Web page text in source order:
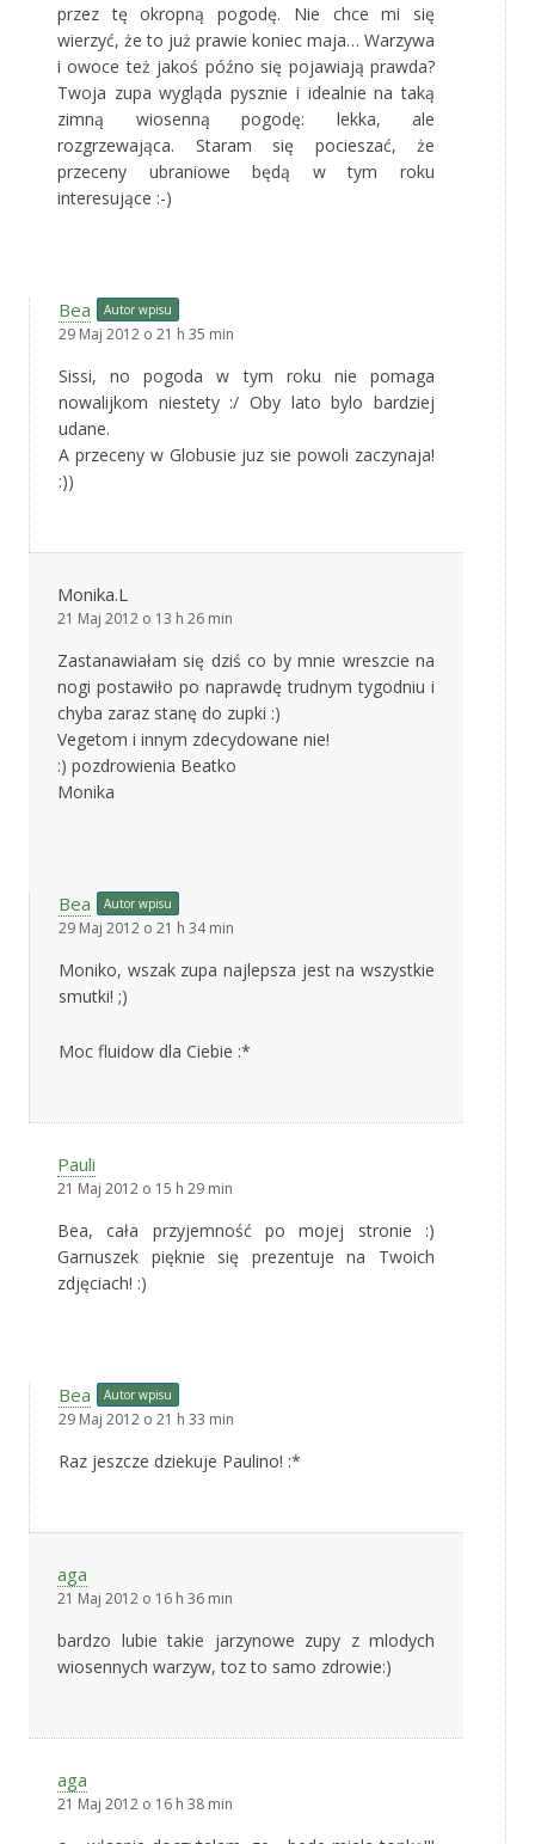
przez tę okropną pogodę. Nie chce mi się
wierzyć, że to już prawie koniec maja… Warzywa
i owoce też jakoś późno się pojawiają prawda?
Twoja zupa wygląda pysznie i idealnie na taką
zimną wiosenną pogodę: lekka, ale
rozgrzewająca. Staram się pocieszać, że
przeceny ubraniowe będą w tym roku
interesujące :-)
Bea Autor wpisu
29 Maj 2012 o 21 h 35 min
Sissi, no pogoda w tym roku nie pomaga
nowalijkom niestety :/ Oby lato bylo bardziej
udane.
A przeceny w Globusie juz sie powoli zaczynaja!
:))
Monika.L
21 Maj 2012 o 13 h 26 min
Zastanawiałam się dziś co by mnie wreszcie na
nogi postawiło po naprawdę trudnym tygodniu i
chyba zaraz stanę do zupki :)
Vegetom i innym zdecydowane nie!
:) pozdrowienia Beatko
Monika
Bea Autor wpisu
29 Maj 2012 o 21 h 34 min
Moniko, wszak zupa najlepsza jest na wszystkie
smutki! ;)
Moc fluidow dla Ciebie :*
Pauli
21 Maj 2012 o 15 h 29 min
Bea, cała przyjemność po mojej stronie :)
Garnuszek pięknie się prezentuje na Twoich
zdjęciach! :)
Bea Autor wpisu
29 Maj 2012 o 21 h 33 min
Raz jeszcze dziekuje Paulino! :*
aga
21 Maj 2012 o 16 h 36 min
bardzo lubie takie jarzynowe zupy z mlodych
wiosennych warzyw, toz to samo zdrowie:)
aga
21 Maj 2012 o 16 h 38 min